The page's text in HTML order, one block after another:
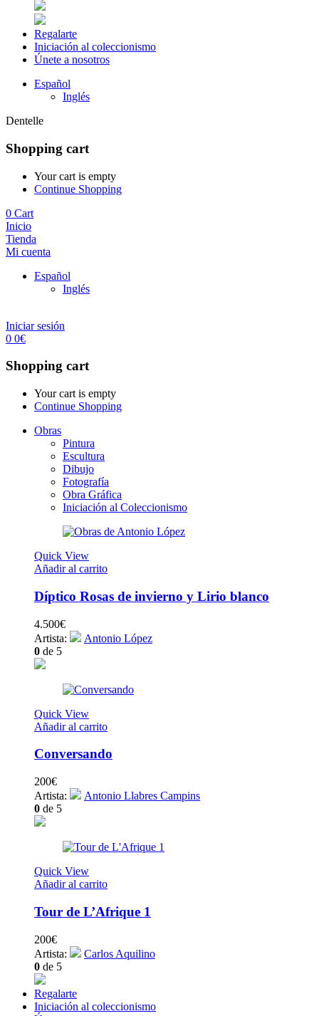
Regalarte
Iniciación al coleccionismo
Únete a nosotros
Español
Inglés
Dentelle
Shopping cart
Your cart is empty
Continue Shopping
0 Cart
Inicio
Tienda
Mi cuenta
Español
Inglés
Iniciar sesión
0 0€
Shopping cart
Your cart is empty
Continue Shopping
Obras
Pintura
Escultura
Dibujo
Fotografía
Obra Gráfica
Iniciación al Coleccionismo
Quick View
Añadir al carrito
Díptico Rosas de invierno y Lirio blanco
4.500€
Artista:
Antonio López
0 de 5
Quick View
Añadir al carrito
Conversando
200€
Artista:
Antonio Llabres Campins
0 de 5
Quick View
Añadir al carrito
Tour de L’Afrique 1
200€
Artista:
Carlos Aquilino
0 de 5
Regalarte
Iniciación al coleccionismo